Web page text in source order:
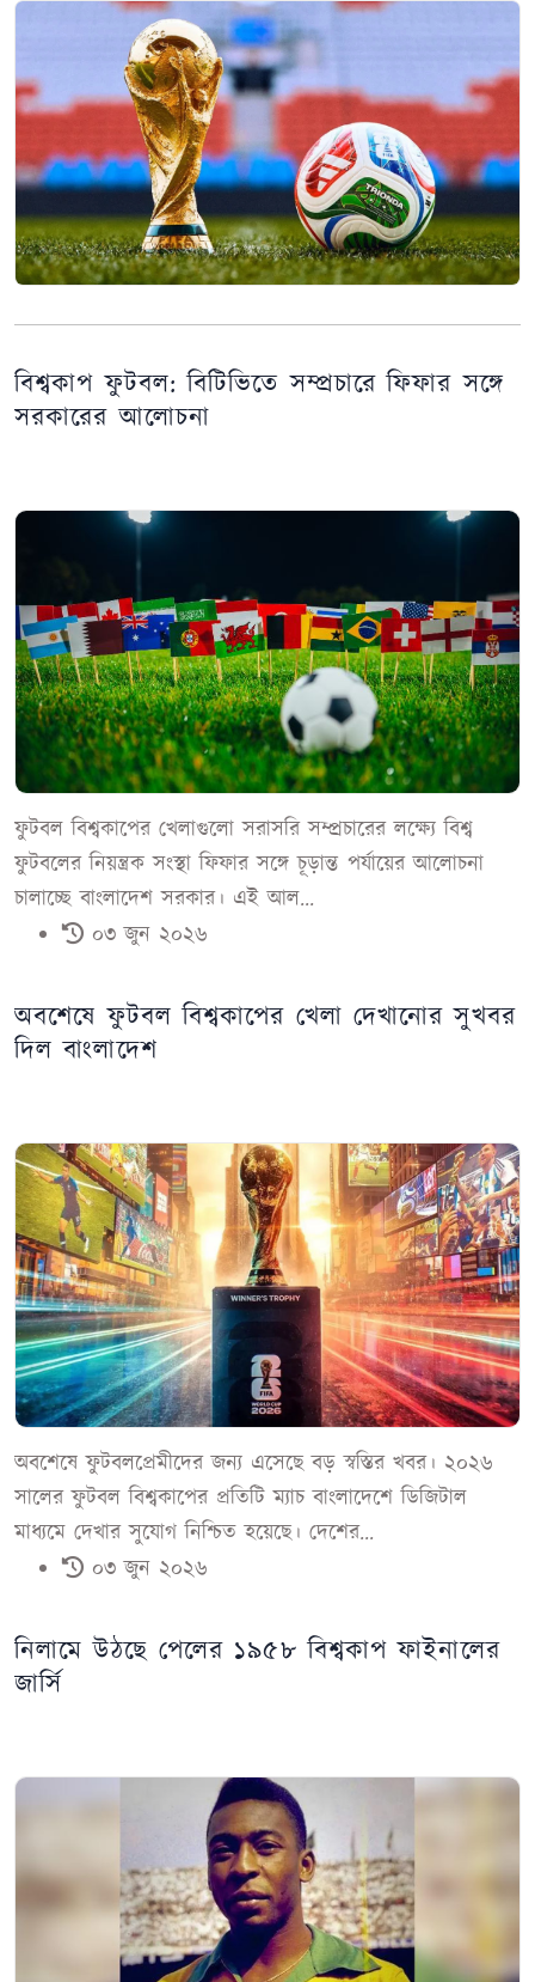
বিশ্বকাপ ফুটবল: বিটিভিতে সম্প্রচারে ফিফার সঙ্গে
সরকারের আলোচনা
ফুটবল বিশ্বকাপের খেলাগুলো সরাসরি সম্প্রচারের লক্ষ্যে বিশ্ব
ফুটবলের নিয়ন্ত্রক সংস্থা ফিফার সঙ্গে চূড়ান্ত পর্যায়ের আলোচনা
চালাচ্ছে বাংলাদেশ সরকার। এই আল...
০৩ জুন ২০২৬
অবশেষে ফুটবল বিশ্বকাপের খেলা দেখানোর সুখবর
দিল বাংলাদেশ
অবশেষে ফুটবলপ্রেমীদের জন্য এসেছে বড় স্বস্তির খবর। ২০২৬
সালের ফুটবল বিশ্বকাপের প্রতিটি ম্যাচ বাংলাদেশে ডিজিটাল
মাধ্যমে দেখার সুযোগ নিশ্চিত হয়েছে। দেশের...
০৩ জুন ২০২৬
নিলামে উঠছে পেলের ১৯৫৮ বিশ্বকাপ ফাইনালের
জার্সি